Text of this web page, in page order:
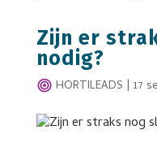
Zijn er
nodig?
HORTILEADS | 17